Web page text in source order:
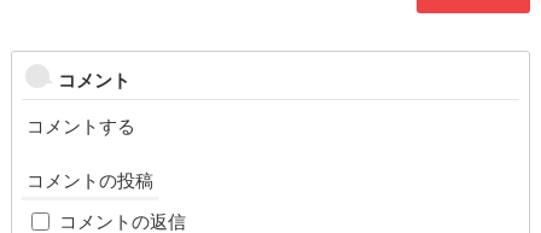
コメント
コメントする
コメントの投稿
コメントの返信